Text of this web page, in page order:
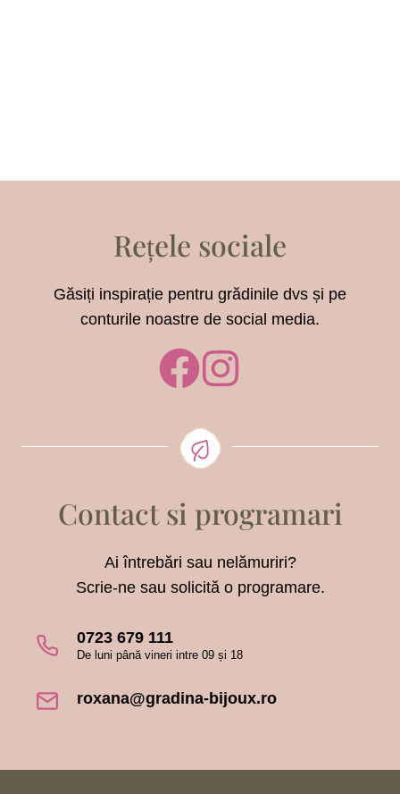
Rețele sociale
Găsiți inspirație pentru grădinile dvs și pe
conturile noastre de social media.
Contact si programari
Ai întrebări sau nelămuriri?
Scrie-ne sau solicită o programare.
0723 679 111
De luni până vineri intre 09 și 18
roxana@gradina-bijoux.ro